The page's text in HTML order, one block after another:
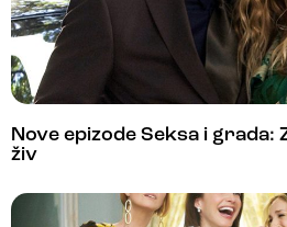
Nove epizode Seksa i grada:
živ